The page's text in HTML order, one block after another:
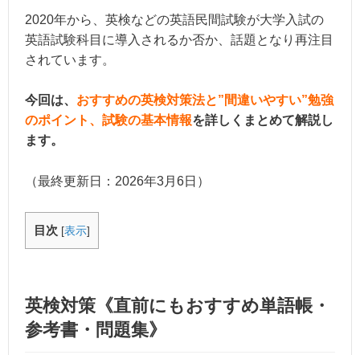
2020年から、英検などの英語民間試験が大学入試の
英語試験科目に導入されるか否か、話題となり再注目
されています。
今回は、 おすすめの英検対策法と”間違いやすい”勉強
のポイント、試験の基本情報を詳しくまとめて解説し
ます。
（最終更新日： 2026年3月6日 ）
目次 [表示]
英検対策《直前にもおすすめ単語帳・
参考書・問題集》